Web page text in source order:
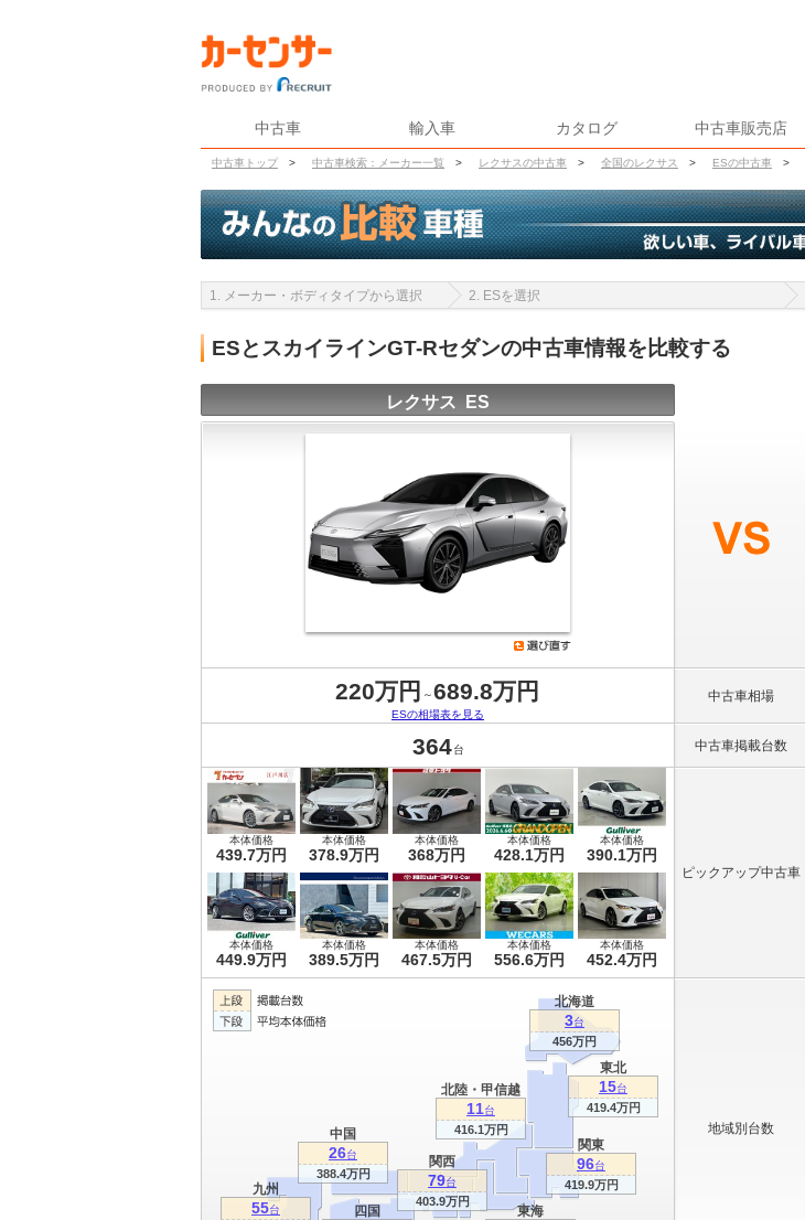
中古車 輸入車 カタログ 中古車販売店
中古車トップ > 中古車検索：メーカー一覧 > レクサスの中古車 > 全国のレクサス > ESの中古車 >
1. メーカー・ボディタイプから選択 2. ESを選択
ESとスカイラインGT-Rセダンの中古車情報を比較する
レクサス ES
220万円 ～689.8万円
ESの相場表を見る
中古車相場
364 台 中古車掲載台数
本体価格
439.7万円
本体価格
378.9万円
本体価格
368万円
本体価格
428.1万円
本体価格
390.1万円
本体価格
449.9万円
本体価格
389.5万円
本体価格
467.5万円
本体価格
556.6万円
本体価格
452.4万円
ピックアップ中古車
関東
96台
419.9万円
関西
79台
403.9万円
東海
北海道
3台
456万円
九州
55台
東北
15台
419.4万円
北陸・甲信越
11台
416.1万円
中国
26台
388.4万円
四国
地域別台数